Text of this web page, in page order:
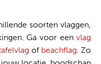
soorten vlaggen,
Ga voor eenvlag
of beachflag. Zo